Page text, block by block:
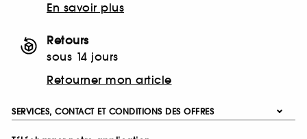
En savoir plus
Retours
sous 14 jours
Retourner mon article
SERVICES, CONTACT ET CONDITIONS DES OFFRES